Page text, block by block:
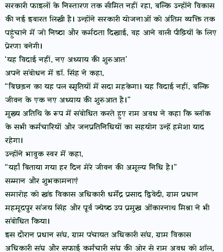
सरकारी फाइलों के निस्तारण तक सीमित नहीं रहा, बल्कि उन्होंने विकास
की नई इबारत लिखी है। उन्होंने सरकारी योजनाओं को अंतिम व्यक्ति तक
पहुंचाने में जो निष्ठा और कर्मठता दिखाई, वह आने वाली पीढ़ियों के लिए
प्रेरणा बनेगी।
‘यह विदाई नहीं, नए अध्याय की शुरुआत’
अपने संबोधन में डॉ. सिंह ने कहा,
“बिछड़न का यह पल स्मृतियों में सदा महकेगा। यह विदाई नहीं, बल्कि
जीवन के एक नए अध्याय की शुरुआत है।”
मुख्य अतिथि के रूप में संबोधित करते हुए राम अवध ने कहा कि ब्लॉक
के सभी कर्मचारियों और जनप्रतिनिधियों का सहयोग उन्हें हमेशा याद
रहेगा।
उन्होंने भावुक स्वर में कहा,
“यहाँ बिताया गया हर दिन मेरे जीवन की अमूल्य निधि है।”
सम्मान और शुभकामनाएं
समारोह को खंड विकास अधिकारी धर्मेंद्र प्रसाद द्विवेदी, ग्राम प्रधान
महमूदपुर संजय सिंह और पूर्व ज्येष्ठ उप प्रमुख ओंकारनाथ मिश्रा ने भी
संबोधित किया।
इस दौरान प्रधान संघ, ग्राम पंचायत अधिकारी संघ, ग्राम विकास
अधिकारी संघ और सफाई कर्मचारी संघ की ओर से राम अवध को शॉल,